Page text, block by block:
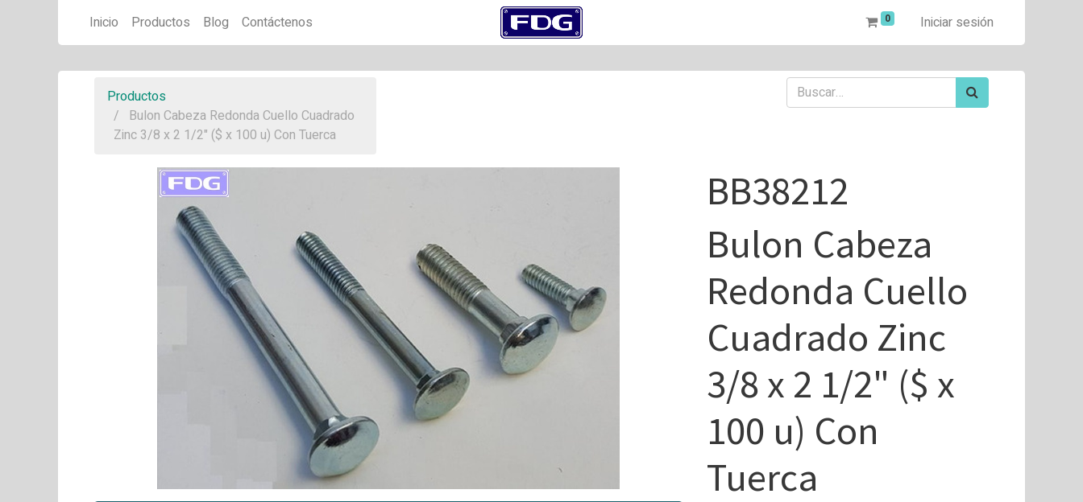
Inicio Productos Blog Contáctenos 0 Iniciar sesión
Productos
Bulon Cabeza Redonda Cuello Cuadrado
Zinc 3/8 x 2 1/2" ($ x 100 u) Con Tuerca
BB38212
Bulon Cabeza
Redonda Cuello
Cuadrado Zinc
3/8 x 2 1/2" ($ x
100 u) Con
Tuerca